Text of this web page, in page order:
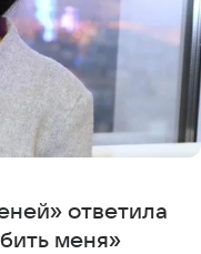
ответила
меня»